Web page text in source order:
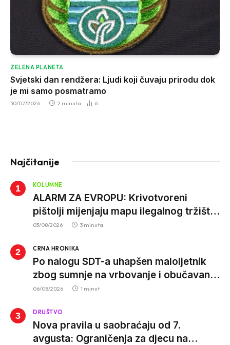
ZELENA PLANETA
Svjetski dan rendžera: Ljudi koji čuvaju prirodu dok
je mi samo posmatramo
30/07/2026 2 minuta 6
Najčitanije
KOLUMNE
ALARM ZA EVROPU: Krivotvoreni
pištolji mijenjaju mapu ilegalnog tržišta,
istrage ukazuju na proizvodnju van EU
03/08/2026 3 minuta
CRNA HRONIKA
Po nalogu SDT-a uhapšen maloljetnik
zbog sumnje na vrbovanje i obučavanje
za izvršenje terorističkih djela
06/08/2026 1 minut
DRUŠTVO
Nova pravila u saobraćaju od 7.
avgusta: Ograničenja za djecu na